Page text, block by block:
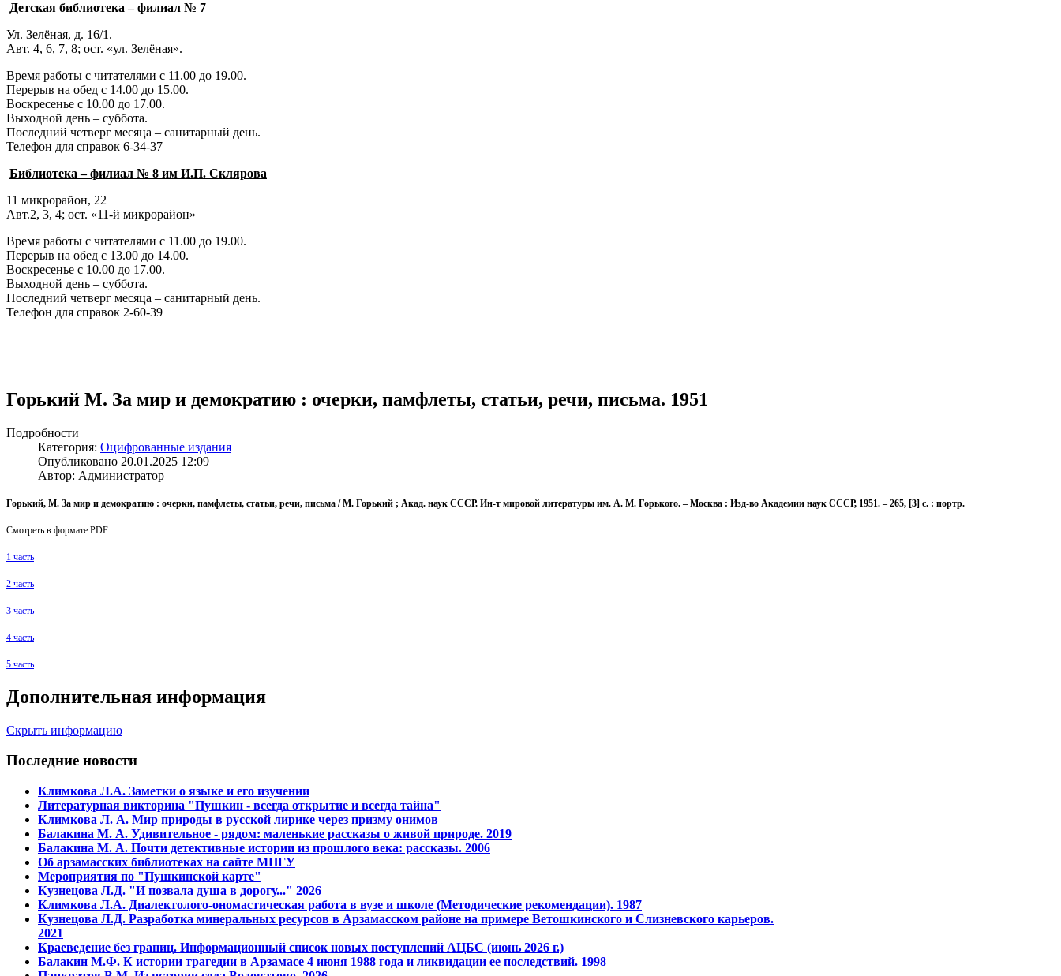
Детская библиотека – филиал № 7
Ул. Зелёная, д. 16/1.
Авт. 4, 6, 7, 8; ост. «ул. Зелёная».
Время работы с читателями с 11.00 до 19.00.
Перерыв на обед с 14.00 до 15.00.
Воскресенье с 10.00 до 17.00.
Выходной день – суббота.
Последний четверг месяца – санитарный день.
Телефон для справок 6-34-37
Библиотека – филиал № 8 им И.П. Склярова
11 микрорайон, 22
Авт.2, 3, 4; ост. «11-й микрорайон»
Время работы с читателями с 11.00 до 19.00.
Перерыв на обед с 13.00 до 14.00.
Воскресенье с 10.00 до 17.00.
Выходной день – суббота.
Последний четверг месяца – санитарный день.
Телефон для справок 2-60-39
Горький М. За мир и демократию : очерки, памфлеты, статьи, речи, письма. 1951
Подробности
Категория: Оцифрованные издания
Опубликовано 20.01.2025 12:09
Автор: Администратор
Горький, М. За мир и демократию : очерки, памфлеты, статьи, речи, письма / М. Горький ; Акад. наук СССР. Ин-т мировой литературы им. А. М. Горького. – Москва : Изд-во Академии наук СССР, 1951. – 265, [3] с. : портр.
Смотреть в формате PDF:
1 часть
2 часть
3 часть
4 часть
5 часть
Дополнительная информация
Скрыть информацию
Последние новости
Климкова Л.А. Заметки о языке и его изучении
Литературная викторина "Пушкин - всегда открытие и всегда тайна"
Климкова Л. А. Мир природы в русской лирике через призму онимов
Балакина М. А. Удивительное - рядом: маленькие рассказы о живой природе. 2019
Балакина М. А. Почти детективные истории из прошлого века: рассказы. 2006
Об арзамасских библиотеках на сайте МПГУ
Мероприятия по "Пушкинской карте"
Кузнецова Л.Д. "И позвала душа в дорогу..." 2026
Климкова Л.А. Диалектолого-ономастическая работа в вузе и школе (Методические рекомендации). 1987
Кузнецова Л.Д. Разработка минеральных ресурсов в Арзамасском районе на примере Ветошкинского и Слизневского карьеров.
2021
Краеведение без границ. Информационный список новых поступлений АЦБС (июнь 2026 г.)
Балакин М.Ф. К истории трагедии в Арзамасе 4 июня 1988 года и ликвидации ее последствий. 1998